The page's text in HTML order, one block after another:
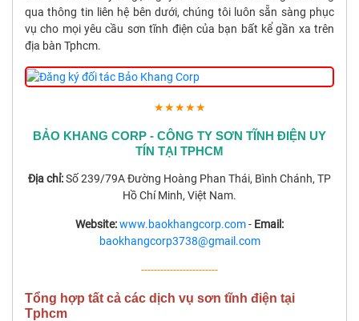
qua thông tin liên hệ bên dưới, chúng tôi luôn sẵn sàng phục
vụ cho mọi yêu cầu sơn tĩnh điện của bạn bất kể gần xa trên
địa bàn Tphcm.
★★★★★
BẢO KHANG CORP - CÔNG TY SƠN TĨNH ĐIỆN UY
TÍN TẠI TPHCM
Địa chỉ:Số 239/79A Đường Hoàng Phan Thái, Bình Chánh, TP
Hồ Chí Minh, Việt Nam.
Website:www.baokhangcorp.com- Email:
baokhangcorp3738@gmail.com
------------------------
Tổng hợp tất cả các dịch vụ sơn tĩnh điện tại
Tphcm